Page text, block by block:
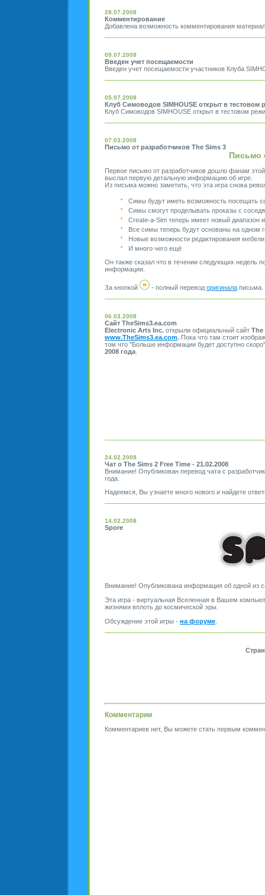
28.07.2008
Комментирование
Добавлена возможность комментирования
09.07.2008
Введен учет посещаемости
Введен учет посещаемости участников Клуба
05.07.2008
Клуб Симоводов SIMHOUSE открыт в тестовом
Клуб Симоводов SIMHOUSE открыт в тестовом
07.03.2008
Письмо от разработчиков The Sims 3
Письмо
Первое письмо от разработчиков дошло фанам
выслал первую детальную информацию об игре.
Из письма можно заметить, что эта игра снова
Симы будут иметь возможность посещать
Симы смогут проделывать проказы с
Create-a-Sim теперь имеет новый диапазон
Все симы теперь будут основаны на одном
Новые возможности редактирования мебели
И много чего ещё
Он также сказал что в течении следующих недель
информации.
За кнопкой - полный перевод оригинала письма.
06.03.2008
Сайт TheSims3.ea.com
Electronic Arts Inc. открыли официальный сайт The
www.TheSims3.ea.com. Пока что там стоит
том что "Больше информации будет доступно
2008 года
24.02.2008
Чат о The Sims 2 Free Time - 21.02.2008
Внимание! Опубликован перевод чата с
года.
Надеемся, Вы узнаете много нового и найдете
14.02.2008
Spore
Внимание! Опубликована информация об одной
Эта игра - виртуальная Вселенная в Вашем
жизнями вплоть до космической эры.
Обсуждение этой игры - на форуме
Комментарии
Комментариев нет, Вы можете стать первым